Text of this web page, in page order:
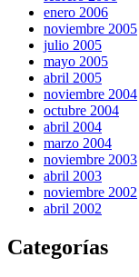
enero 2006
noviembre 2005
julio 2005
mayo 2005
abril 2005
noviembre 2004
octubre 2004
abril 2004
marzo 2004
noviembre 2003
abril 2003
noviembre 2002
abril 2002
Categorías